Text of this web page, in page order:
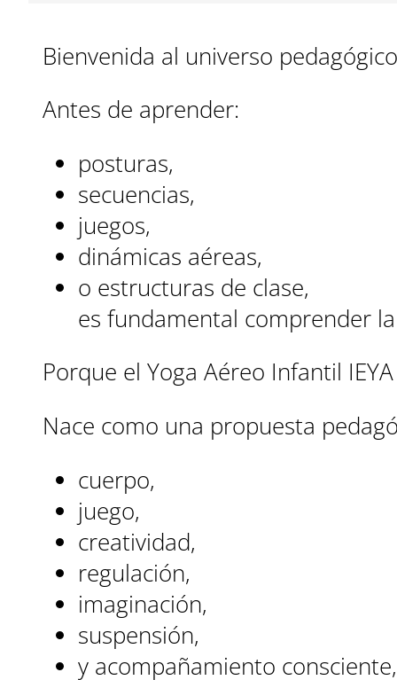
Bienvenida al universo
Antes de aprender:
posturas,
secuencias,
juegos,
dinámicas aéreas,
o estructuras de clase,
es fundamental comprender
Porque el Yoga Aéreo Infantil
Nace como una propuesta
cuerpo,
juego,
creatividad,
regulación,
imaginación,
suspensión,
y acompañamiento consciente,